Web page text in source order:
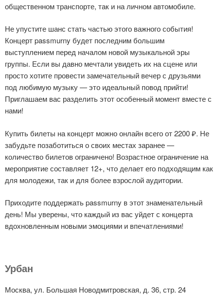
общественном транспорте, так и на личном автомобиле.
Не упустите шанс стать частью этого важного события!
Концерт passmurny будет последним большим
выступлением перед началом новой музыкальной эры
группы. Если вы давно мечтали увидеть их на сцене или
просто хотите провести замечательный вечер с друзьями
под любимую музыку — это идеальный повод прийти!
Приглашаем вас разделить этот особенный момент вместе с
нами!
Купить билеты на концерт можно онлайн всего от 2200 ₽. Не
забудьте позаботиться о своих местах заранее —
количество билетов ограничено! Возрастное ограничение на
мероприятие составляет 12+, что делает его подходящим как
для молодежи, так и для более взрослой аудитории.
Приходите поддержать passmurny в этот знаменательный
день! Мы уверены, что каждый из вас уйдет с концерта
вдохновленным новыми эмоциями и впечатлениями!
Урбан
Москва, ул. Большая Новодмитровская, д. 36, стр. 24